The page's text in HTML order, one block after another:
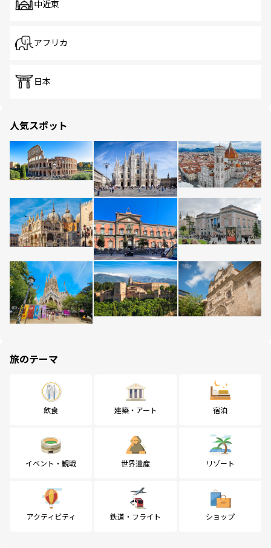
中近東
アフリカ
日本
人気スポット
旅のテーマ
飲食 建築・アート 宿泊
イベント・観戦 世界遺産 リゾート
アクティビティ 鉄道・フライト ショップ